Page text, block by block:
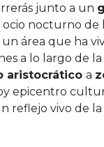
junto a un
nocturno de
área que ha
a lo largo de la
aristocrático a
epicentro
reflejo vivo de